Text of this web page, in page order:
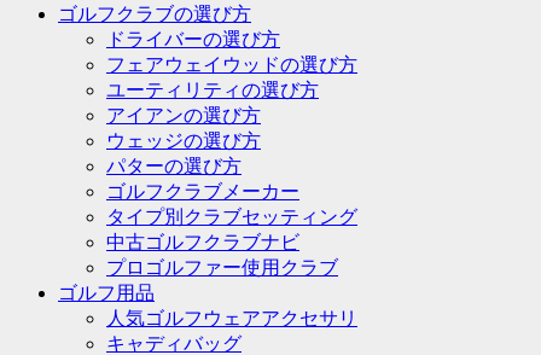
ゴルフクラブの選び方
ドライバーの選び方
フェアウェイウッドの選び方
ユーティリティの選び方
アイアンの選び方
ウェッジの選び方
パターの選び方
ゴルフクラブメーカー
タイプ別クラブセッティング
中古ゴルフクラブナビ
プロゴルファー使用クラブ
ゴルフ用品
人気ゴルフウェアアクセサリ
キャディバッグ